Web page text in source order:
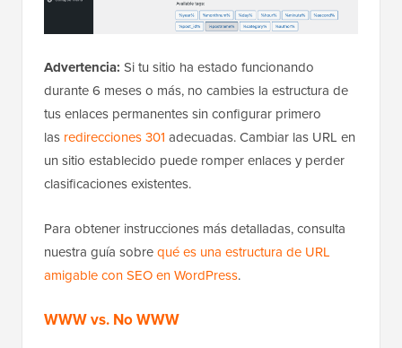
Advertencia: Si tu sitio ha estado funcionando
durante 6 meses o más, no cambies la estructura de
tus enlaces permanentes sin configurar primero
las redirecciones 301 adecuadas. Cambiar las URL en
un sitio establecido puede romper enlaces y perder
clasificaciones existentes.
Para obtener instrucciones más detalladas, consulta
nuestra guía sobrequé es una estructura de URL
amigable con SEO en WordPress.
WWW vs. No WWW